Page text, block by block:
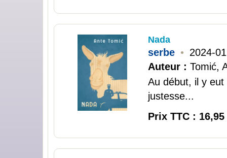
Nada
serbe • 2024-01
Auteur : Tomić,
Au début, il y
justesse...
Prix TTC : 16,95